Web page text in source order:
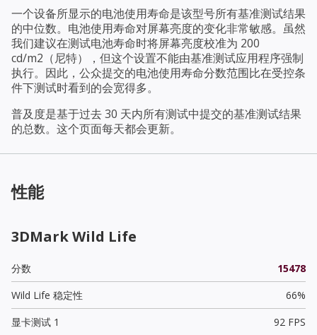
一个设备所显示的电池使用寿命是该型号所有基准测试结果
的中位数。电池使用寿命对屏幕亮度的变化非常敏感。虽然
我们建议在测试电池寿命时将屏幕亮度校准为 200
cd/m2（尼特），但这个设置不能由基准测试应用程序强制
执行。因此，公众提交的电池使用寿命分数范围比在受控条
件下测试时看到的会宽得多。
普及度是基于过去 30 天内所有测试中提交的基准测试结果
的总数。这个页面每天都会更新。
性能
3DMark Wild Life
分数
15478
Wild Life 稳定性
66%
显卡测试 1
92 FPS